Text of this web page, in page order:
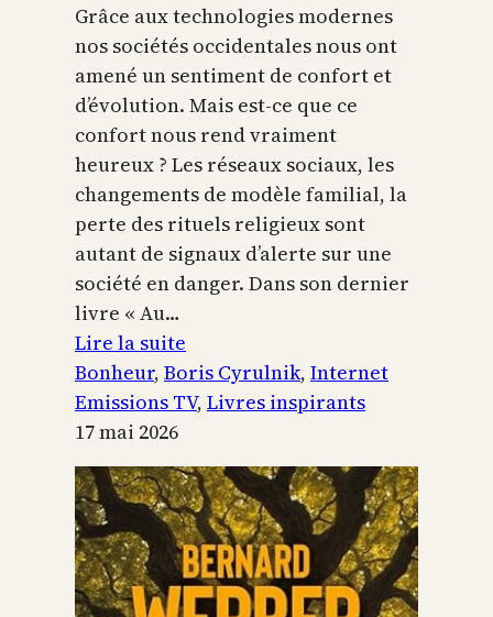
Grâce aux technologies modernes
nos sociétés occidentales nous ont
amené un sentiment de confort et
d’évolution. Mais est-ce que ce
confort nous rend vraiment
heureux ? Les réseaux sociaux, les
changements de modèle familial, la
perte des rituels religieux sont
autant de signaux d’alerte sur une
société en danger. Dans son dernier
livre « Au…
Lire la suite
Boris
Cyrulnik,
petits
bonheurs
Bonheur, Boris Cyrulnik, Internet
Emissions TV, Livres inspirants
17 mai 2026